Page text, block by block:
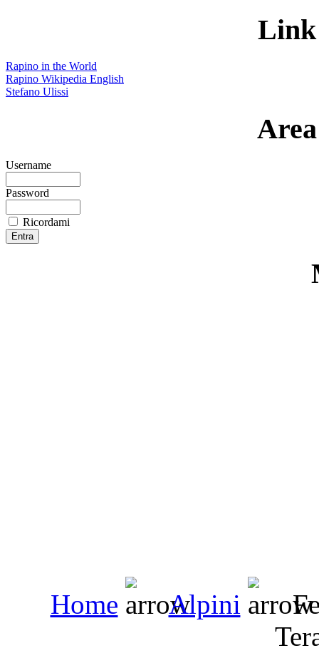
Link
Rapino in the World
Rapino Wikipedia English
Stefano Ulissi
Username
Password
Ricordami
Home Alpini